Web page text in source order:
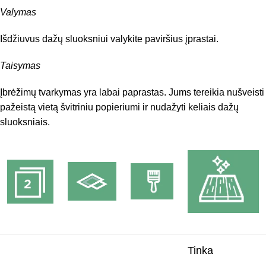
Valymas
Išdžiuvus dažų sluoksniui valykite paviršius įprastai.
Taisymas
Įbrėžimų tvarkymas yra labai paprastas. Jums tereikia nušveisti
pažeistą vietą švitriniu popieriumi ir nudažyti keliais dažų
sluoksniais.
Tinka